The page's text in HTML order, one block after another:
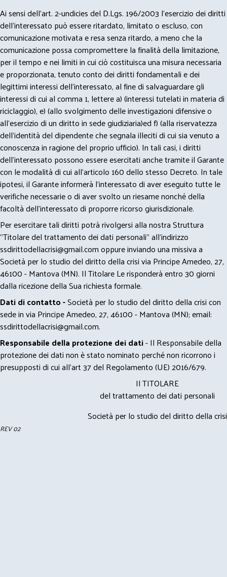
Ai sensi dell’art. 2-undicies del D.Lgs. 196/2003 l’esercizio dei diritti
dell’interessato può essere ritardato, limitato o escluso, con
comunicazione motivata e resa senza ritardo, a meno che la
comunicazione possa compromettere la finalità della limitazione,
per il tempo e nei limiti in cui ciò costituisca una misura necessaria
e proporzionata, tenuto conto dei diritti fondamentali e dei
legittimi interessi dell’interessato, al fine di salvaguardare gli
interessi di cui al comma 1, lettere a) (interessi tutelati in materia di
riciclaggio), e) (allo svolgimento delle investigazioni difensive o
all’esercizio di un diritto in sede giudiziaria)ed f) (alla riservatezza
dell’identità del dipendente che segnala illeciti di cui sia venuto a
conoscenza in ragione del proprio ufficio). In tali casi, i diritti
dell’interessato possono essere esercitati anche tramite il Garante
con le modalità di cui all’articolo 160 dello stesso Decreto. In tale
ipotesi, il Garante informerà l’interessato di aver eseguito tutte le
verifiche necessarie o di aver svolto un riesame nonché della
facoltà dell’interessato di proporre ricorso giurisdizionale.
Per esercitare tali diritti potrà rivolgersi alla nostra Struttura
"Titolare del trattamento dei dati personali" all'indirizzo
ssdirittodellacrisi@gmail.comoppure inviando una missiva a
Società per lo studio del diritto della crisi via Principe Amedeo, 27,
46100 - Mantova (MN). Il Titolare Le risponderà entro 30 giorni
dalla ricezione della Sua richiesta formale.
Dati di contatto -Società per lo studio del diritto della crisi con
sede in via Principe Amedeo, 27, 46100 - Mantova (MN); email:
ssdirittodellacrisi@gmail.com.
Responsabile della protezione dei dati- Il Responsabile della
protezione dei dati non è stato nominato perché non ricorrono i
presupposti di cui all’art 37 del Regolamento (UE) 2016/679.
Il TITOLARE
del trattamento dei dati personali
Società per lo studio del diritto della crisi
REV 02